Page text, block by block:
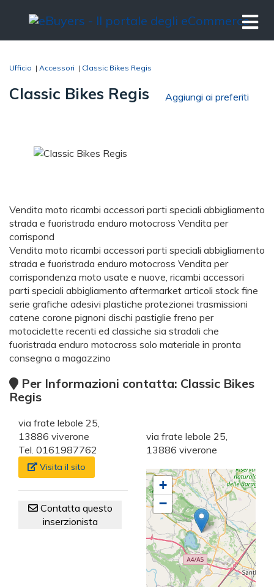
Ufficio | Accessori | Classic Bikes Regis
Classic Bikes Regis Aggiungi ai preferiti
Vendita moto ricambi accessori parti speciali abbigliamento
strada e fuoristrada enduro motocross Vendita per
corrispond
Vendita moto ricambi accessori parti speciali abbigliamento
strada e fuoristrada enduro motocross Vendita per
corrispondenza moto usate e nuove, ricambi accessori
parti speciali abbigliamento aftermarket articoli stock fine
serie grafiche adesivi plastiche protezionei trasmissioni
catene corone pignoni dischi pastiglie freno per
motociclette recenti ed classiche sia stradali che
fuoristrada enduro motocross solo materiale in pronta
consegna a magazzino
Per Informazioni contatta: Classic Bikes
Regis
via frate lebole 25,
13886 viverone
Tel. 0161987762
Visita il sito
Contatta questo
inserzionista
via frate lebole 25,
13886 viverone
+
−